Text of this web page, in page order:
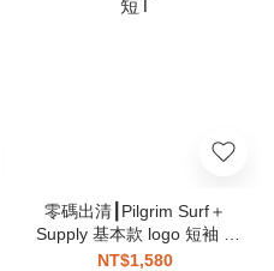
零碼出清┃Pilgrim Surf＋
Supply 基本款 logo 短袖 T
恤 短T
NT$1,580